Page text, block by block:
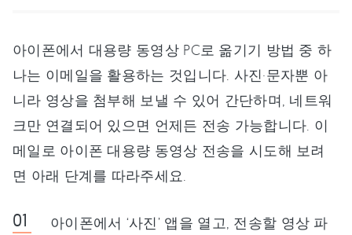
아이폰에서 대용량 동영상 PC로 옮기기 방법 중 하
나는 이메일을 활용하는 것입니다. 사진·문자뿐 아
니라 영상을 첨부해 보낼 수 있어 간단하며, 네트워
크만 연결되어 있으면 언제든 전송 가능합니다. 이
메일로 아이폰 대용량 동영상 전송을 시도해 보려
면 아래 단계를 따라주세요.
아이폰에서 ‘사진’ 앱을 열고, 전송할 영상 파